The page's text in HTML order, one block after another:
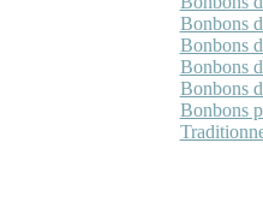
Bonbons
Bonbons
Bonbons
Bonbons
Bonbons